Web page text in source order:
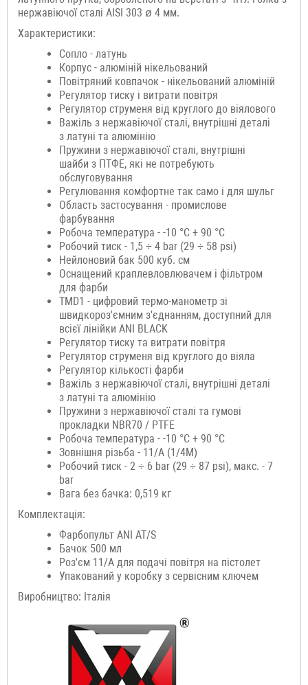
нержавіючої сталі AISI 303 ø 4 мм.
Характеристики:
Сопло - латунь
Корпус - алюміній нікельований
Повітряний ковпачок - нікельований алюміній
Регулятор тиску і витрати повітря
Регулятор струменя від круглого до віялового
Важіль з нержавіючої сталі, внутрішні деталі
з латуні та алюмінію
Пружини з нержавіючої сталі, внутрішні
шайби з ПТФЕ, які не потребують
обслуговування
Регулювання комфортне так само і для шульг
Область застосування - промислове
фарбування
Робоча температура - -10 °C + 90 °C
Робочий тиск - 1,5 ÷ 4 bar (29 ÷ 58 psi)
Нейлоновий бак 500 куб. см
Оснащений краплевловлювачем і фільтром
для фарби
TMD1 - цифровий термо-манометр зі
швидкороз'ємним з'єднанням, доступний для
всієї лінійки ANI BLACK
Регулятор тиску та витрати повітря
Регулятор струменя від круглого до віяла
Регулятор кількості фарби
Важіль з нержавіючої сталі, внутрішні деталі
з латуні та алюмінію
Пружини з нержавіючої сталі та гумові
прокладки NBR70 / PTFE
Робоча температура - -10 °C + 90 °C
Зовнішня різьба - 11/А (1/4М)
Робочий тиск - 2 ÷ 6 bar (29 ÷ 87 psi), макс. - 7
bar
Вага без бачка: 0,519 кг
Комплектація:
Фарбопульт ANI AT/S
Бачок 500 мл
Роз'єм 11/A для подачі повітря на пістолет
Упакований у коробку з сервісним ключем
Виробництво: Італія